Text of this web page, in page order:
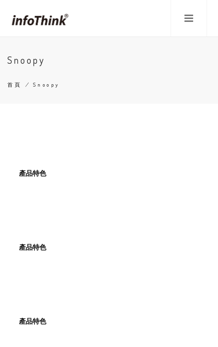
Snoopy
首頁 /Snoopy
產品特色
產品特色
產品特色